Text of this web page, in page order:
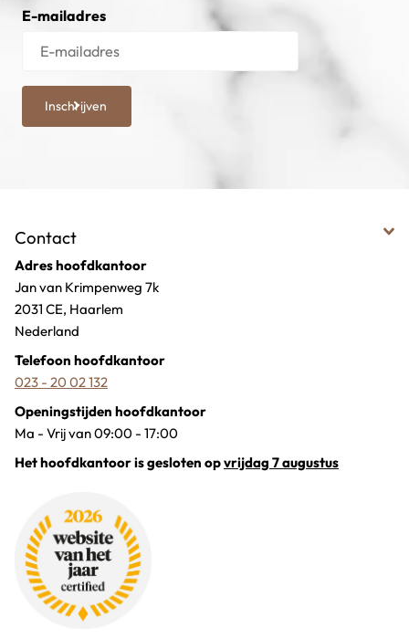
E-mailadres
Inschrijven
Contact
Adres hoofdkantoor
Jan van Krimpenweg 7k
2031 CE, Haarlem
Nederland
Telefoon hoofdkantoor
023 - 20 02 132
Openingstijden hoofdkantoor
Ma - Vrij van 09:00 - 17:00
Het hoofdkantoor is gesloten opvrijdag 7 augustus